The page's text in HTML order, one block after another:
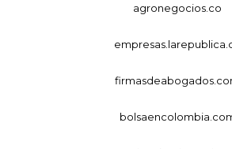
agronegocios.co